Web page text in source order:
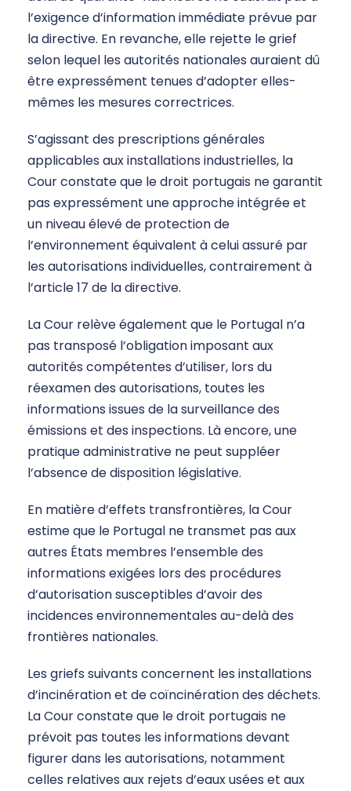
l’exigence d’information immédiate prévue par
la directive. En revanche, elle rejette le grief
selon lequel les autorités nationales auraient dû
être expressément tenues d’adopter elles-
mêmes les mesures correctrices.
S’agissant des prescriptions générales
applicables aux installations industrielles, la
Cour constate que le droit portugais ne garantit
pas expressément une approche intégrée et
un niveau élevé de protection de
l’environnement équivalent à celui assuré par
les autorisations individuelles, contrairement à
l’article 17 de la directive.
La Cour relève également que le Portugal n’a
pas transposé l’obligation imposant aux
autorités compétentes d’utiliser, lors du
réexamen des autorisations, toutes les
informations issues de la surveillance des
émissions et des inspections. Là encore, une
pratique administrative ne peut suppléer
l’absence de disposition législative.
En matière d’effets transfrontières, la Cour
estime que le Portugal ne transmet pas aux
autres États membres l’ensemble des
informations exigées lors des procédures
d’autorisation susceptibles d’avoir des
incidences environnementales au-delà des
frontières nationales.
Les griefs suivants concernent les installations
d’incinération et de coïncinération des déchets.
La Cour constate que le droit portugais ne
prévoit pas toutes les informations devant
figurer dans les autorisations, notamment
celles relatives aux rejets d’eaux usées et aux